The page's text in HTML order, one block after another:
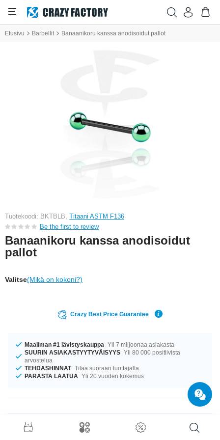
Etusivu Barbellit Banaanikoru kanssa anodisoidut pallot
Tuotekoodi: BKTBLB, Titaani ASTM F136
Be the first to review
Banaanikoru kanssa anodisoidut
pallot
Valitse(Mikä on kokoni?)
Crazy Best Price Guarantee
Maailman #1 lävistyskauppa Yli 7 miljoonaa asiakasta
SUURIN ASIAKASTYYTYVÄISYYS Yli 80 000 positiivista
arvostelua
TEHDASHINNAT Tilaa suoraan tuottajalta
PARASTA LAATUA Yli 20 vuoden kokemus
Tuotetiedot